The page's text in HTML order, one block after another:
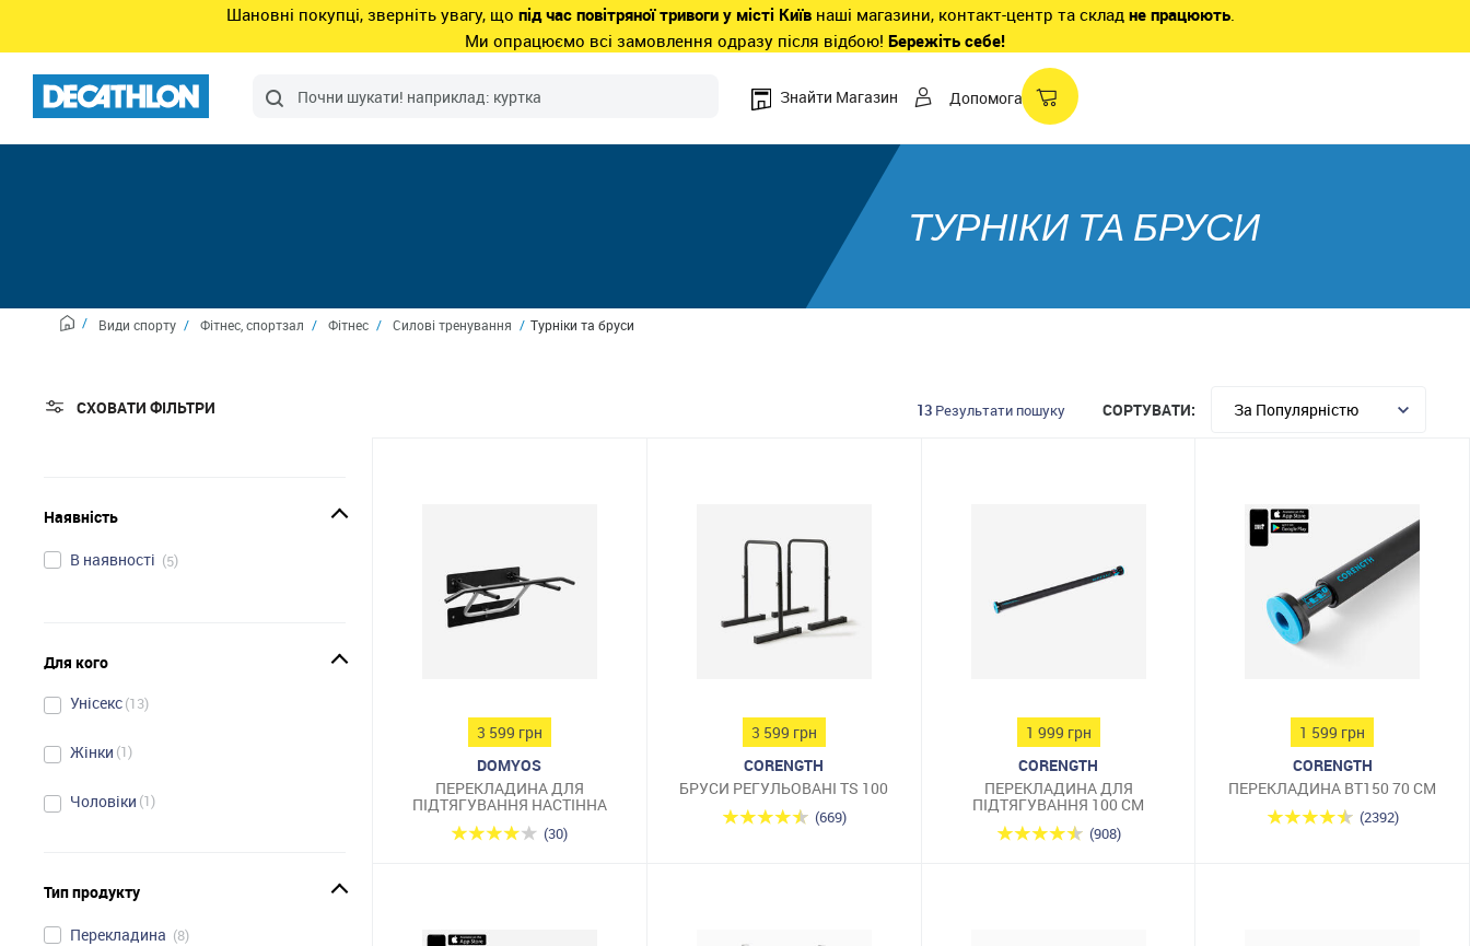
Шановні покупці, зверніть увагу, що під час повітряної тривоги у місті Київ наші магазини, контакт-центр та склад не працюють.
Ми опрацюємо всі замовлення одразу після відбою! Бережіть себе!
Знайти Магазин Допомога
ТУРНІКИ ТА БРУСИ
Види спорту Фітнес, спортзал Фітнес Силові тренування Турніки та бруси
СХОВАТИ ФІЛЬТРИ 13Результати пошуку СОРТУВАТИ:
Наявність
В наявності 5
Для кого
Унісекс 13
Жінки 1
Чоловіки 1
Тип продукту
Перекладина 8
3 599 грн
DOMYOS
ПЕРЕКЛАДИНА ДЛЯ
ПІДТЯГУВАННЯ НАСТІННА
(30)
3 599 грн
CORENGTH
БРУСИ РЕГУЛЬОВАНІ TS 100
(669)
1 999 грн
CORENGTH
ПЕРЕКЛАДИНА ДЛЯ
ПІДТЯГУВАННЯ 100 СМ
(908)
1 599 грн
CORENGTH
ПЕРЕКЛАДИНА BT150 70 СМ
(2392)